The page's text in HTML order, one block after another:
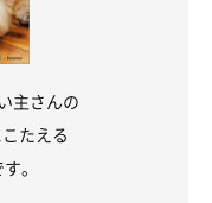
主さんの
たえる
。